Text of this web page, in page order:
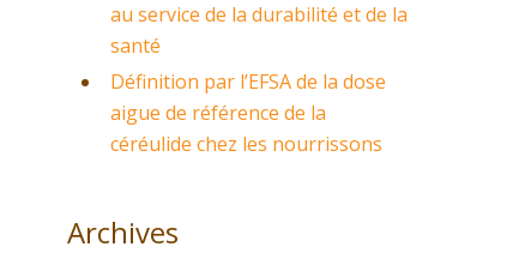
au service de la durabilité et de la
santé
Définition par l’EFSA de la dose
aigue de référence de la
céréulide chez les nourrissons
Archives